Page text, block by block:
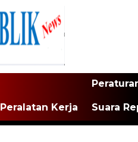
Peralatan Kerja Suara